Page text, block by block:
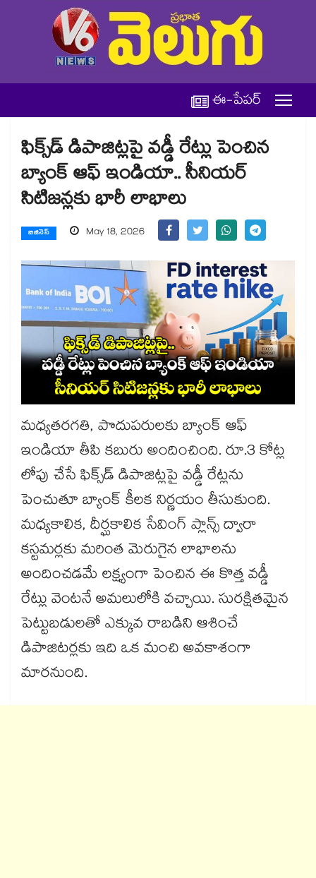
ఈ-పేపర్
ఫిక్స్‌డ్ డిపాజిట్లపై వడ్డీ రేట్లు పెంచిన
బ్యాంక్ ఆఫ్ ఇండియా.. సీనియర్
సిటిజన్లకు భారీ లాభాలు
బిజినెస్ May 18, 2026
మధ్యతరగతి, పొదుపరులకు బ్యాంక్ ఆఫ్
ఇండియా తీపి కబురు అందించింది. రూ.3 కోట్ల
లోపు చేసే ఫిక్స్‌డ్ డిపాజిట్లపై వడ్డీ రేట్లను
పెంచుతూ బ్యాంక్ కీలక నిర్ణయం తీసుకుంది.
మధ్యకాలిక, దీర్ఘకాలిక సేవింగ్ ప్లాన్స్ ద్వారా
కస్టమర్లకు మరింత మెరుగైన లాభాలను
అందించడమే లక్ష్యంగా పెంచిన ఈ కొత్త వడ్డీ
రేట్లు వెంటనే అమలులోకి వచ్చాయి. సురక్షితమైన
పెట్టుబడులతో ఎక్కువ రాబడిని ఆశించే
డిపాజిటర్లకు ఇది ఒక మంచి అవకాశంగా
మారనుంది.